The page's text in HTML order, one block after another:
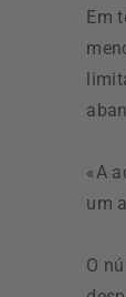
Em
«A
um
O